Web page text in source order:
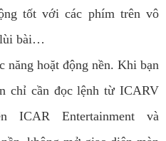
tốt với các phím trên vô
lùi bài…
năng hoặt động nền. Khi bạn
chỉ cần đọc lệnh từ ICARV
Entertainment và